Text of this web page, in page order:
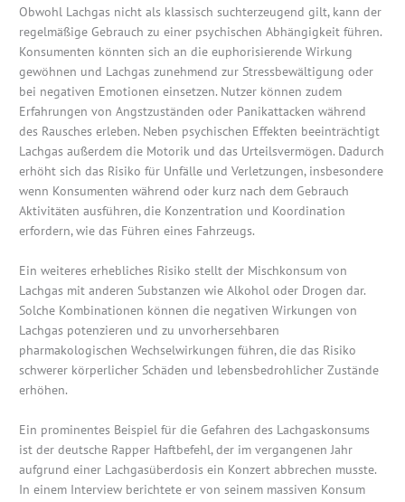
Obwohl Lachgas nicht als klassisch suchterzeugend gilt, kann der
regelmäßige Gebrauch zu einer psychischen Abhängigkeit führen.
Konsumenten könnten sich an die euphorisierende Wirkung
gewöhnen und Lachgas zunehmend zur Stressbewältigung oder
bei negativen Emotionen einsetzen. Nutzer können zudem
Erfahrungen von Angstzuständen oder Panikattacken während
des Rausches erleben. Neben psychischen Effekten beeinträchtigt
Lachgas außerdem die Motorik und das Urteilsvermögen. Dadurch
erhöht sich das Risiko für Unfälle und Verletzungen, insbesondere
wenn Konsumenten während oder kurz nach dem Gebrauch
Aktivitäten ausführen, die Konzentration und Koordination
erfordern, wie das Führen eines Fahrzeugs.
Ein weiteres erhebliches Risiko stellt der Mischkonsum von
Lachgas mit anderen Substanzen wie Alkohol oder Drogen dar.
Solche Kombinationen können die negativen Wirkungen von
Lachgas potenzieren und zu unvorhersehbaren
pharmakologischen Wechselwirkungen führen, die das Risiko
schwerer körperlicher Schäden und lebensbedrohlicher Zustände
erhöhen.
Ein prominentes Beispiel für die Gefahren des Lachgaskonsums
ist der deutsche Rapper Haftbefehl, der im vergangenen Jahr
aufgrund einer Lachgasüberdosis ein Konzert abbrechen musste.
In einem Interview berichtete er von seinem massiven Konsum